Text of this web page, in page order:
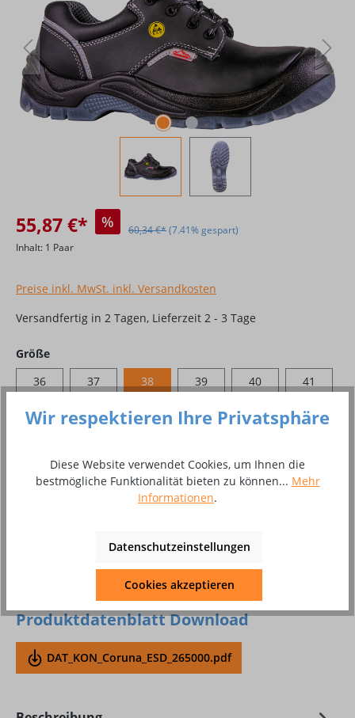
55,87 €* % 60,34 €*(7.41% gespart)
Inhalt: 1 Paar
Preise inkl. MwSt. inkl. Versandkosten
Versandfertig in 2 Tagen, Lieferzeit 2 - 3 Tage
Größeauswählen
36
37 38 39 40 41
42 43 44 45 46 47
Produkt Anzahl: Gib den gewünschten
In den Warenkorb
Zum Merkzettel hinzufügen
8002223
Produktdatenblatt Download
DAT_KON_Coruna_ESD_265000.pdf
Wir respektieren Ihre Privatsphäre
Diese Website verwendet Cookies, um Ihnen die
bestmögliche Funktionalität bieten zu können... Mehr
Informationen.
Datenschutzeinstellungen
Cookies akzeptieren